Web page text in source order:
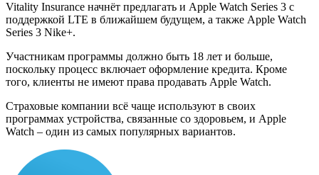
Vitality Insurance начнёт предлагать и Apple Watch Series 3 с
поддержкой LTE в ближайшем будущем, а также Apple Watch
Series 3 Nike+.
Участникам программы должно быть 18 лет и больше,
поскольку процесс включает оформление кредита. Кроме
того, клиенты не имеют права продавать Apple Watch.
Страховые компании всё чаще используют в своих
программах устройства, связанные со здоровьем, и Apple
Watch – один из самых популярных вариантов.